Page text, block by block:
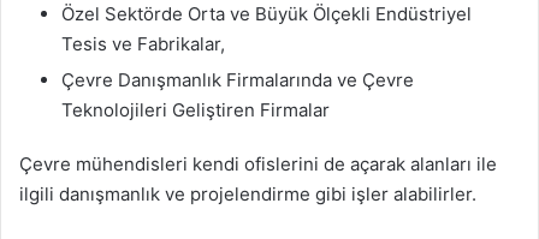
Özel Sektörde Orta ve Büyük Ölçekli Endüstriyel
Tesis ve Fabrikalar,
Çevre Danışmanlık Firmalarında ve Çevre
Teknolojileri Geliştiren Firmalar
Çevre mühendisleri kendi ofislerini de açarak alanları ile
ilgili danışmanlık ve projelendirme gibi işler alabilirler.